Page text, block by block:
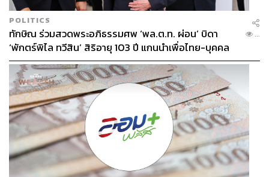
POLITICS
ทักษิณ ร่วมสวดพระอภิธรรมศพ ‘พล.ต.ท. ผ่อน’ บิดา
‘พักตร์พิไล ทวีสิน’ สิริอายุ 103 ปี แกนนำเพื่อไทย-บุคคล
หลากวงการร่วมอาลัย
...